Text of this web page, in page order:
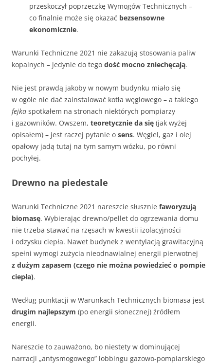
przeskoczył poprzeczkę Wymogów Technicznych –
co finalnie może się okazać bezsensowne
ekonomicznie.
Warunki Techniczne 2021 nie zakazują stosowania paliw
kopalnych – jedynie do tego dość mocno zniechęcają.
Nie jest prawdą jakoby w nowym budynku miało się
w ogóle nie dać zainstalować kotła węglowego – a takiego
fejka spotkałem na stronach niektórych pompiarzy
i gazowników. Owszem, teoretycznie da się (jak wyżej
opisałem) – jest raczej pytanie o sens. Węgiel, gaz i olej
opałowy jadą tutaj na tym samym wózku, po równi
pochyłej.
Drewno na piedestale
Warunki Techniczne 2021 nareszcie słusznie faworyzują
biomasę. Wybierając drewno/pellet do ogrzewania domu
nie trzeba stawać na rzęsach w kwestii izolacyjności
i odzysku ciepła. Nawet budynek z wentylacją grawitacyjną
spełni wymogi zużycia nieodnawialnej energii pierwotnej
z dużym zapasem (czego nie można powiedzieć o pompie
ciepła).
Według punktacji w Warunkach Technicznych biomasa jest
drugim najlepszym (po energii słonecznej) źródłem
energii.
Nareszcie to zauważono, bo niestety w dominującej
narracji „antysmogowego” lobbingu gazowo-pompiarskiego